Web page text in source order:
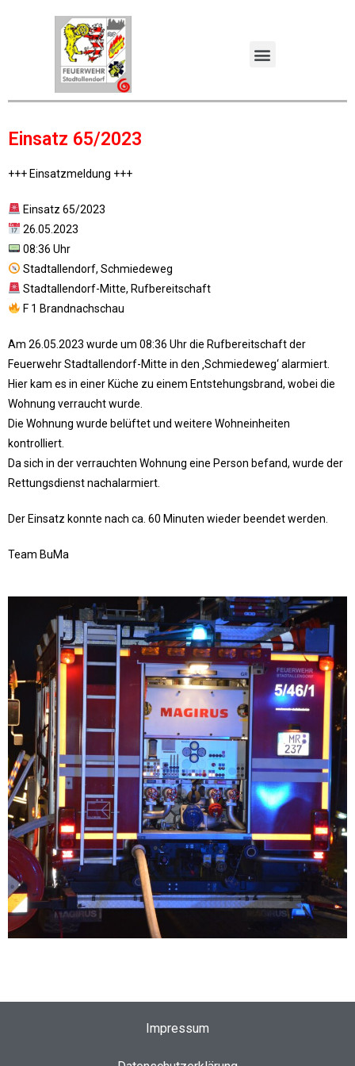
Einsatz 65/2023
+++ Einsatzmeldung +++
Einsatz 65/2023
26.05.2023
08:36 Uhr
Stadtallendorf, Schmiedeweg
Stadtallendorf-Mitte, Rufbereitschaft
F 1 Brandnachschau
Am 26.05.2023 wurde um 08:36 Uhr die Rufbereitschaft der
Feuerwehr Stadtallendorf-Mitte in den ‚Schmiedeweg‘ alarmiert.
Hier kam es in einer Küche zu einem Entstehungsbrand, wobei die
Wohnung verraucht wurde.
Die Wohnung wurde belüftet und weitere Wohneinheiten
kontrolliert.
Da sich in der verrauchten Wohnung eine Person befand, wurde der
Rettungsdienst nachalarmiert.
Der Einsatz konnte nach ca. 60 Minuten wieder beendet werden.
Team BuMa
Impressum